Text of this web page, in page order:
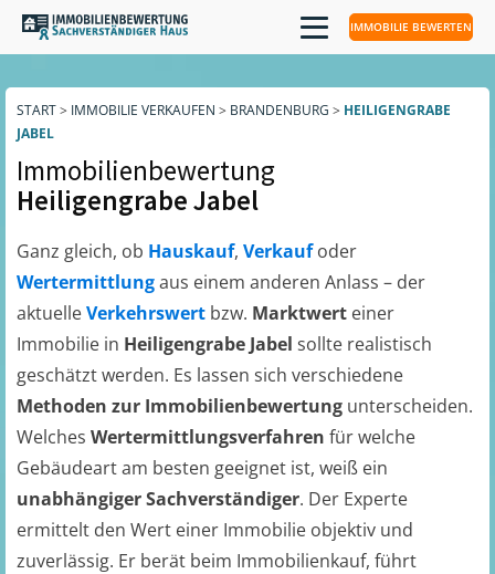
IMMOBILIE BEWERTEN
START> IMMOBILIE VERKAUFEN > BRANDENBURG > HEILIGENGRABE
JABEL
Immobilienbewertung
Heiligengrabe Jabel
Ganz gleich, ob Hauskauf, Verkaufoder
Wertermittlungaus einem anderen Anlass – der
aktuelleVerkehrswert bzw. Marktwert einer
Immobilie in Heiligengrabe Jabel sollte realistisch
geschätzt werden. Es lassen sich verschiedene
Methoden zur Immobilienbewertung unterscheiden.
Welches Wertermittlungsverfahren für welche
Gebäudeart am besten geeignet ist, weiß ein
unabhängiger Sachverständiger. Der Experte
ermittelt den Wert einer Immobilie objektiv und
zuverlässig. Er berät beim Immobilienkauf, führt